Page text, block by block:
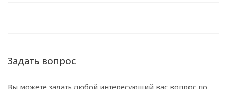
Задать вопрос